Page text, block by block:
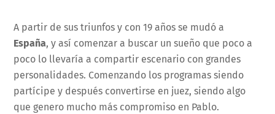
A partir de sus triunfos y con 19 años se mudó a
España, y así comenzar a buscar un sueño que poco a
poco lo llevaría a compartir escenario con grandes
personalidades. Comenzando los programas siendo
partícipe y después convertirse en juez, siendo algo
que genero mucho más compromiso en Pablo.